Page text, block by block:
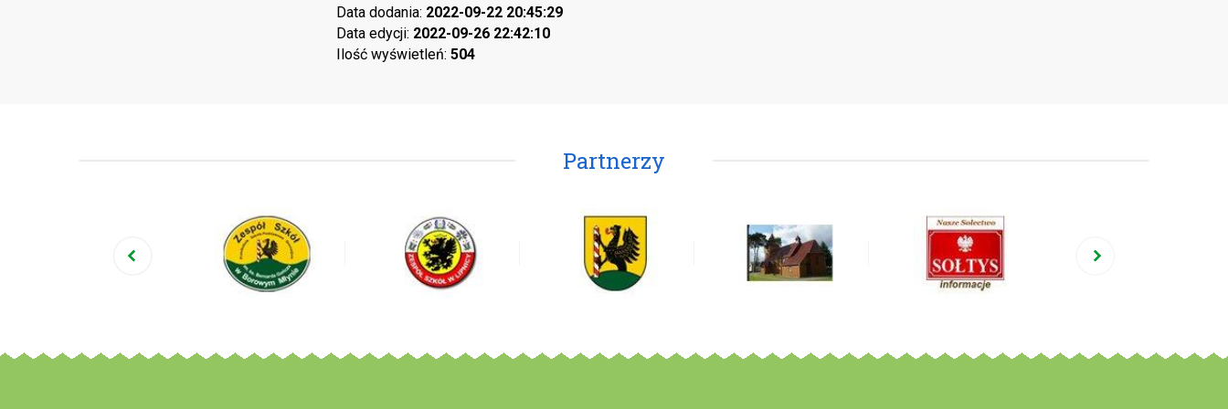
Data dodania: 2022-09-22 20:45:29
Data edycji: 2022-09-26 22:42:10
Ilość wyświetleń: 504
Partnerzy